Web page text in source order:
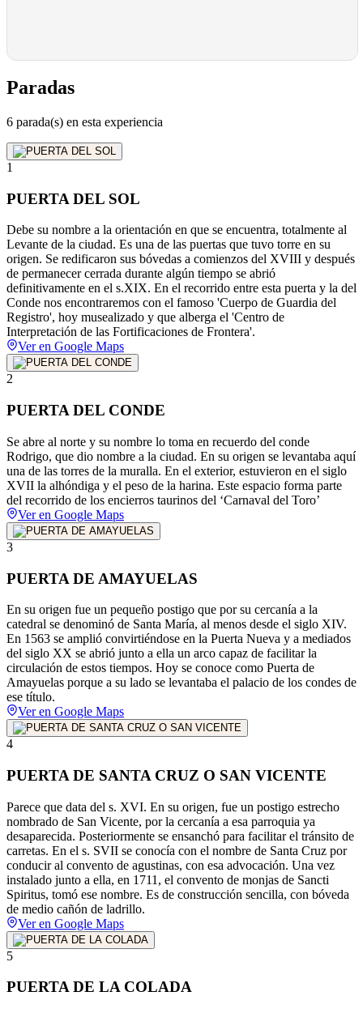
Paradas
6 parada(s) en esta experiencia
1
PUERTA DEL SOL
Debe su nombre a la orientación en que se encuentra, totalmente al
Levante de la ciudad. Es una de las puertas que tuvo torre en su
origen. Se redificaron sus bóvedas a comienzos del XVIII y después
de permanecer cerrada durante algún tiempo se abrió
definitivamente en el s.XIX. En el recorrido entre esta puerta y la del
Conde nos encontraremos con el famoso 'Cuerpo de Guardia del
Registro', hoy musealizado y que alberga el 'Centro de
Interpretación de las Fortificaciones de Frontera'.
Ver en Google Maps
2
PUERTA DEL CONDE
Se abre al norte y su nombre lo toma en recuerdo del conde
Rodrigo, que dio nombre a la ciudad. En su origen se levantaba aquí
una de las torres de la muralla. En el exterior, estuvieron en el siglo
XVII la alhóndiga y el peso de la harina. Este espacio forma parte
del recorrido de los encierros taurinos del ‘Carnaval del Toro’
Ver en Google Maps
3
PUERTA DE AMAYUELAS
En su origen fue un pequeño postigo que por su cercanía a la
catedral se denominó de Santa María, al menos desde el siglo XIV.
En 1563 se amplió convirtiéndose en la Puerta Nueva y a mediados
del siglo XX se abrió junto a ella un arco capaz de facilitar la
circulación de estos tiempos. Hoy se conoce como Puerta de
Amayuelas porque a su lado se levantaba el palacio de los condes de
ese título.
Ver en Google Maps
4
PUERTA DE SANTA CRUZ O SAN VICENTE
Parece que data del s. XVI. En su origen, fue un postigo estrecho
nombrado de San Vicente, por la cercanía a esa parroquia ya
desaparecida. Posteriormente se ensanchó para facilitar el tránsito de
carretas. En el s. SVII se conocía con el nombre de Santa Cruz por
conducir al convento de agustinas, con esa advocación. Una vez
instalado junto a ella, en 1711, el convento de monjas de Sancti
Spiritus, tomó ese nombre. Es de construcción sencilla, con bóveda
de medio cañón de ladrillo.
Ver en Google Maps
5
PUERTA DE LA COLADA